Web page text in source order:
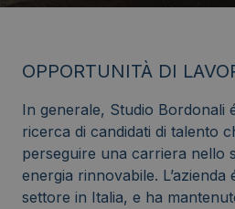
OPPORTUNITÀ DI
In generale, Studio Bordonali
ricerca di candidati di talento
perseguire una carriera nello
energia rinnovabile.
settore in Italia, e ha